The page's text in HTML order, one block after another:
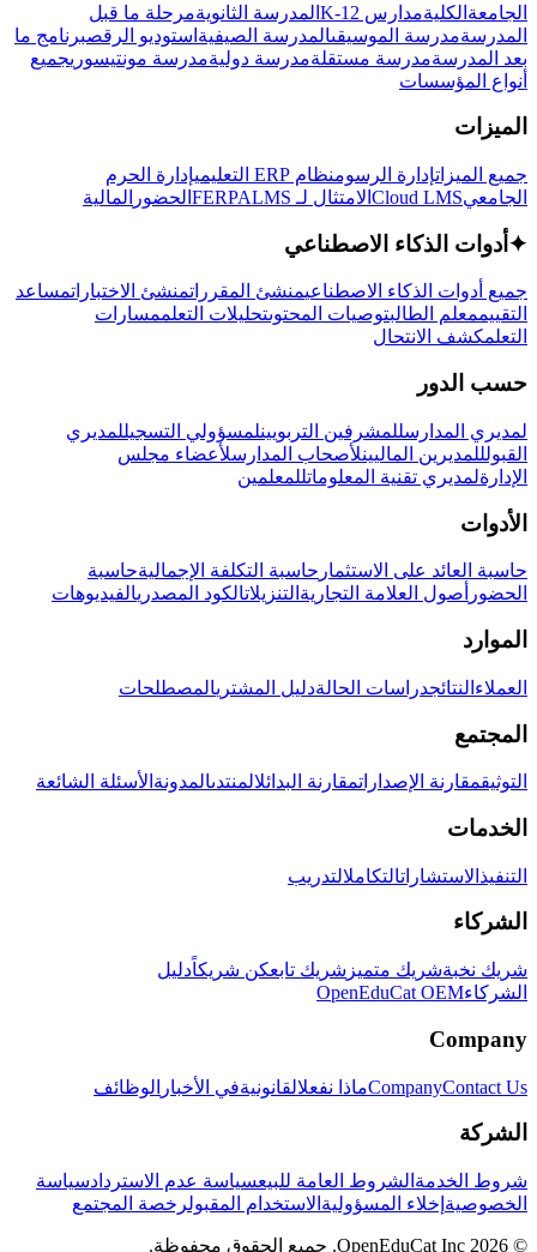
الجامعة الكليةمدارس K-12 المدرسة الثانويةمرحلة ما قبل
المدرسةمدرسة الموسيقىالمدرسة الصيفية استوديو الرقصبرنامج ما
بعد المدرسةمدرسة مستقلةمدرسة دوليةمدرسة مونتيسوريجميع
أنواع المؤسسات
الميزات
جميع الميزاتإدارة الرسومنظام ERP التعليمي
إدارة الحرم
الجامعيCloud LMS الامتثال لـ FERPA LMS الحضور المالية
✦ أدوات الذكاء الاصطناعي
جميع أدوات الذكاء الاصطناعيمنشئ المقرراتمنشئ الاختباراتمساعد
التقييممعلم الطالبتوصيات المحتوىتحليلات التعلممسارات
التعلمكشف الانتحال
حسب الدور
لمديري المدارسللمشرفين التربويينلمسؤولي التسجيللمديري
القبولللمديرين الماليينلأصحاب المدارسلأعضاء مجلس
الإدارةلمديري تقنية المعلوماتللمعلمين
الأدوات
حاسبة العائد على الاستثمار حاسبة التكلفة الإجماليةحاسبة
الحضور أصول العلامة التجارية التنزيلاتالكود المصدريالفيديوهات
الموارد
العملاء النتائجدراسات الحالةدليل المشتريالمصطلحات
المجتمع
التوثيقمقارنة الإصداراتمقارنة البدائلالمنتدىالمدونة الأسئلة الشائعة
الخدمات
التنفيذ الاستشاراتالتكاملالتدريب
الشركاء
شريك نخبةشريك متميز شريك تابعكن شريكاًدليل
الشركاءOpenEduCat OEM
Company
CompanyContact Us ماذا نفعلالقانونيةفي الأخبار الوظائف
الشركة
شروط الخدمة الشروط العامة للبيعسياسة عدم الاستردادسياسة
الخصوصية إخلاء المسؤولية الاستخدام المقبولرخصة المجتمع
© 2026 OpenEduCat Inc. جميع الحقوق محفوظة.